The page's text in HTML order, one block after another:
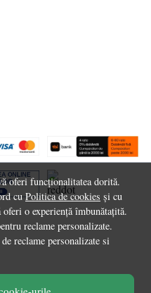
oferi funcționalitatea dorită.
cuPolitica de cookies și cu
o experiență îmbunătațită.
reclame personalizate.
reclame personalizate si